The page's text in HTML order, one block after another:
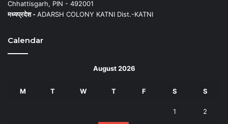
Chhattisgarh, PIN - 492001
मध्यप्रदेश -ADARSH COLONY KATNI Dist.-KATNI
Calendar
August 2026
M T W T F S S
1 2